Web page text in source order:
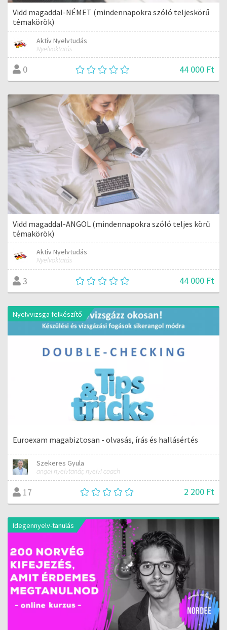
Vidd magaddal-NÉMET (mindennapokra szóló teljeskörű
témakörök)
Aktív Nyelvtudás
Nyelvoktatás
0 44 000 Ft
Vidd magaddal-ANGOL (mindennapokra szóló teljes körű
témakörök)
Aktív Nyelvtudás
Nyelvoktatás
3 44 000 Ft
Nyelvvizsga felkészítő
Euroexam magabiztosan - olvasás, írás és hallásértés
Szekeres Gyula
angol nyelvtanár, nyelvi coach
17 2 200 Ft
Idegennyelv-tanulás